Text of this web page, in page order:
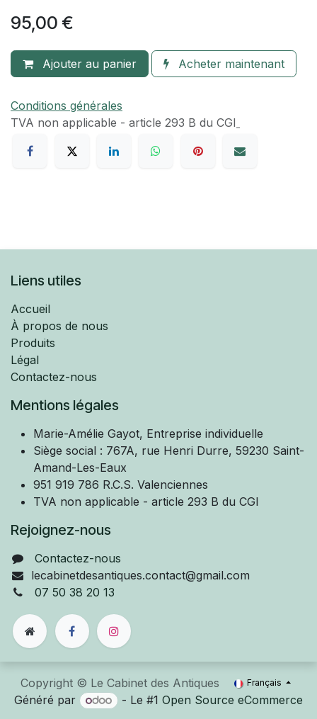
95,00 €
Ajouter au panier Acheter maintenant
Conditions générales
TVA​ non applicable - article 293 B du CGI
Liens utiles
Accueil
À propos de nous
Produits
Légal
Contactez-nous
Mentions légales
Marie-Amélie Gayot, Entreprise individuelle
Siège social : 767A, rue Henri Durre, 59230 Saint-
Amand-Les-Eaux
951 919 786 R.C.S. Valenciennes
TVA non applicable - article 293 B du CGI
Rejoignez-nous
Contactez-nous
lecabinetdesantiques.contact@gmail.com
07 50 38 20 13
Copyright © Le Cabinet des Antiques Français
Généré par - Le #1 Open Source eCommerce